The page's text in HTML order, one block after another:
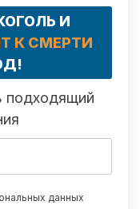
И
К СМЕРТИ
данных